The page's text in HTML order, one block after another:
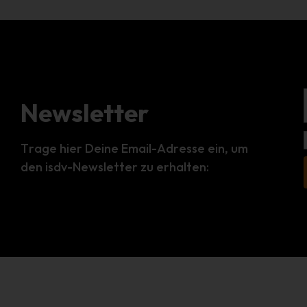
Newsletter
Trage hier Deine Email-Adresse ein, um
den isdv-Newsletter zu erhalten: